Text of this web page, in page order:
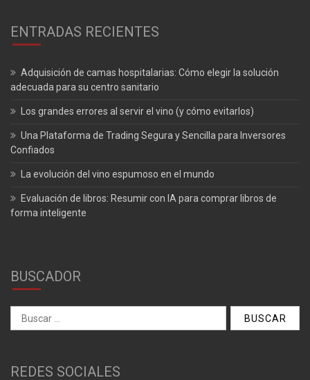
ENTRADAS RECIENTES
Adquisición de camas hospitalarias: Cómo elegir la solución
adecuada para su centro sanitario
Los grandes errores al servir el vino (y cómo evitarlos)
Una Plataforma de Trading Segura y Sencilla para Inversores
Confiados
La evolución del vino espumoso en el mundo
Evaluación de libros: Resumir con IA para comprar libros de
forma inteligente
BUSCADOR
Buscar:
REDES SOCIALES